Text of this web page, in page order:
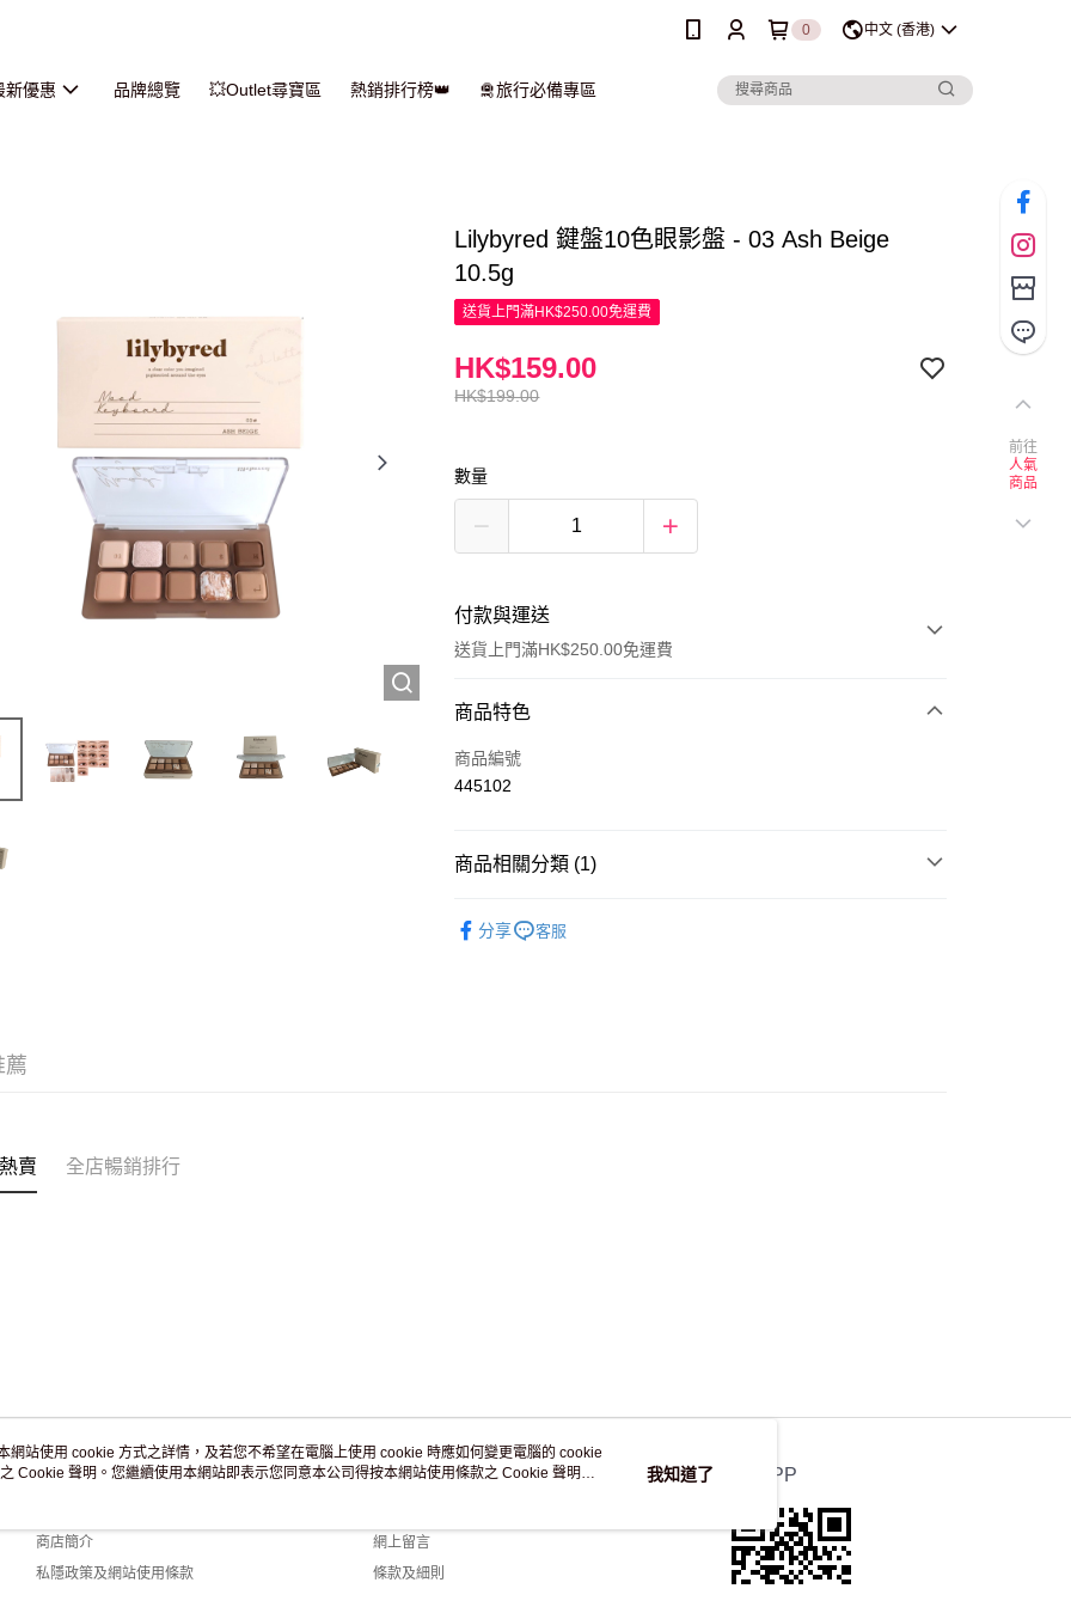
0 中文 (香港)
新優惠 品牌總覽 💥Outlet尋寶區 熱銷排行榜👑 🛅旅行必備專區
Lilybyred 鍵盤10色眼影盤 - 03 Ash Beige
10.5g
送貨上門滿HK$250.00免運費
HK$199.00
HK$159.00
數量
付款與運送
送貨上門滿HK$250.00免運費
付款方式
信用卡
商品特色
商品編號
445102
商品相關分類 (1)
分享
客服
薦
賣 全店暢銷排行
關於我們
商店簡介
私隱政策及網站使用條款
客戶服務
網上留言
條款及細則
官方APP
前往
人氣
商品
網站使用 cookie 方式之詳情，及若您不希望在電腦上使用 cookie 時應如何變更電腦的 cookie
Cookie 聲明。您繼續使用本網站即表示您同意本公司得按本網站使用條款之 Cookie 聲明使
我知道了